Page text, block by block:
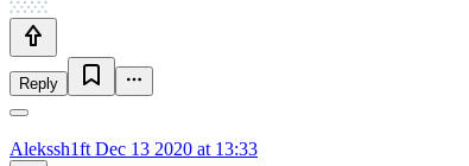
Reply
Alekssh1ft Dec 13 2020 at 13:33